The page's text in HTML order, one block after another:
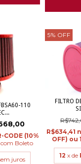
110
com Boleto
juros
5% OFF
FILTRO
R$634,41
12 x de